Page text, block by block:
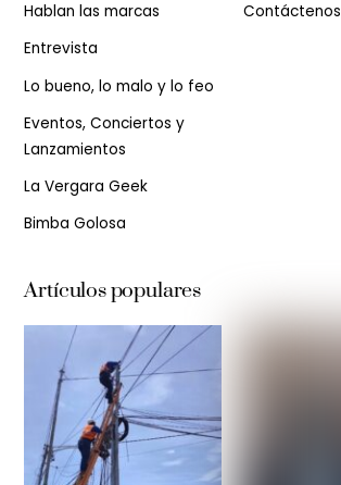
Hablan las marcas
Entrevista
Lo bueno, lo malo y lo feo
Eventos, Conciertos y
Lanzamientos
La Vergara Geek
Bimba Golosa
Contáctenos
Artículos populares